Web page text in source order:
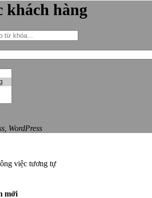
khách hàng
WordPress
việc tương tự
mới